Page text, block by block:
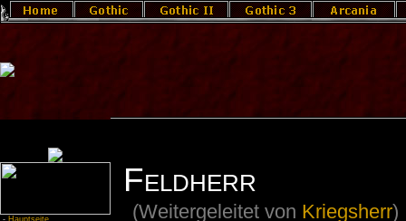
- Hauptseite
Feldherr
(Weitergeleitet von Kriegsherr)